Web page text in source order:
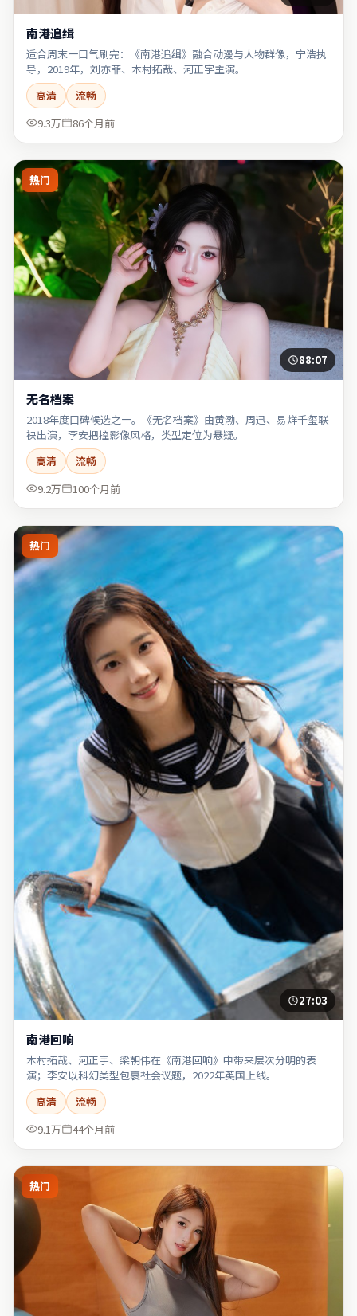
南港追缉
适合周末一口气刷完：《南港追缉》融合动漫与人物群像，宁浩执
导，2019年，刘亦菲、木村拓哉、河正宇主演。
高清
流畅
9.3万
86个月前
热门
88:07
无名档案
2018年度口碑候选之一。《无名档案》由黄渤、周迅、易烊千玺联
袂出演，李安把控影像风格，类型定位为悬疑。
高清
流畅
9.2万
100个月前
热门
27:03
南港回响
木村拓哉、河正宇、梁朝伟在《南港回响》中带来层次分明的表
演；李安以科幻类型包裹社会议题，2022年英国上线。
高清
流畅
9.1万
44个月前
热门